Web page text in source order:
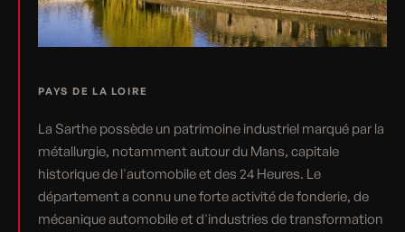
PAYS DE LA LOIRE
La Sarthe possède un patrimoine industriel marqué par la
métallurgie, notamment autour du Mans, capitale
historique de l'automobile et des 24 Heures. Le
département a connu une forte activité de fonderie, de
mécanique automobile et d'industries de transformation